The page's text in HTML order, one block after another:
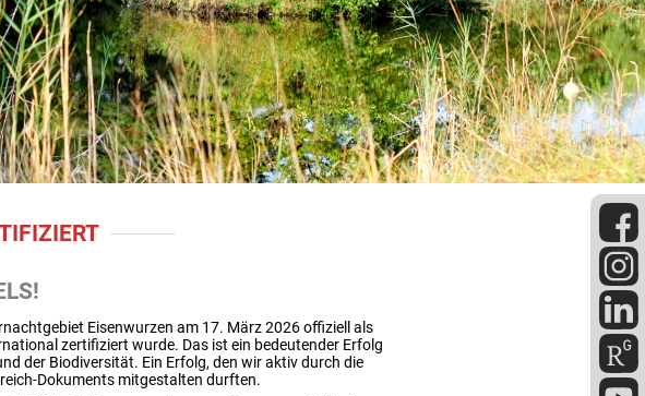
Eisenwurzen am 17. März 2026 offiziell als
zertifiziert wurde. Das ist ein bedeutender Erfolg
der Biodiversität. Ein Erfolg, den wir aktiv durch die
Dokuments mitgestalten durften.